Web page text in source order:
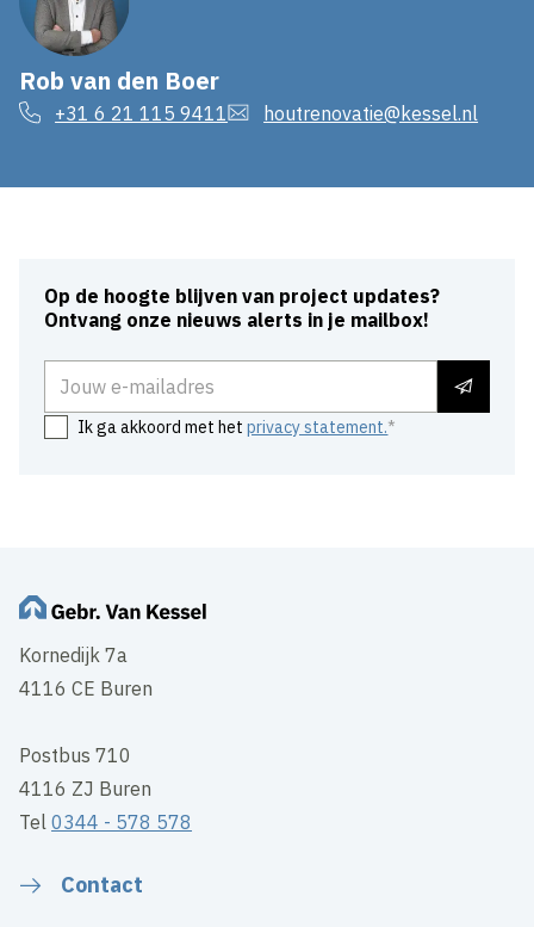
Rob van den Boer
+31 6 21 115 9411 houtrenovatie@kessel.nl
Op de hoogte blijven van project updates?
Ontvang onze nieuws alerts in je mailbox!
Ik ga akkoord met hetprivacy statement.
Kornedijk 7a
4116 CE Buren
Postbus 710
4116 ZJ Buren
Tel0344 - 578 578
Contact